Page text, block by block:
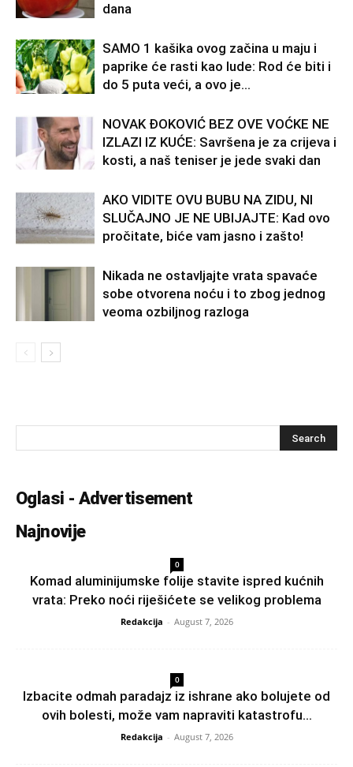
dana
SAMO 1 kašika ovog začina u maju i
paprike će rasti kao lude: Rod će biti i
do 5 puta veći, a ovo je...
NOVAK ĐOKOVIĆ BEZ OVE VOĆKE NE
IZLAZI IZ KUĆE: Savršena je za crijeva i
kosti, a naš teniser je jede svaki dan
AKO VIDITE OVU BUBU NA ZIDU, NI
SLUČAJNO JE NE UBIJAJTE: Kad ovo
pročitate, biće vam jasno i zašto!
Nikada ne ostavljajte vrata spavaće
sobe otvorena noću i to zbog jednog
veoma ozbiljnog razloga
Oglasi - Advertisement
Najnovije
0
Komad aluminijumske folije stavite ispred kućnih
vrata: Preko noći riješićete se velikog problema
Redakcija - August 7, 2026
0
Izbacite odmah paradajz iz ishrane ako bolujete od
ovih bolesti, može vam napraviti katastrofu...
Redakcija - August 7, 2026